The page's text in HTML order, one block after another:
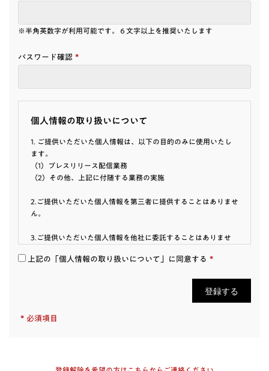
※半角英数字が利用可能です。６文字以上を推奨いたします
パスワード確認 *
個人情報の取り扱いについて
1. ご提供いただいた個人情報は、以下の目的のみに使用いたし
ます。
（1）プレスリリース配信業務
（2）その他、上記に付随する業務の実施
2.ご提供いただいた個人情報を第三者に提供することはありませ
ん。
3.ご提供いただいた個人情報を他社に委託することはありませ
れる場合は、下記の個人情報に関する連絡先までご連絡くださ
＜個人情報に関する連絡先＞
5.個人情報の提供は必須ではありません。ただし、ご提供いただ
上記の「個人情報の取り扱いについて」に同意する *
* 必須項目